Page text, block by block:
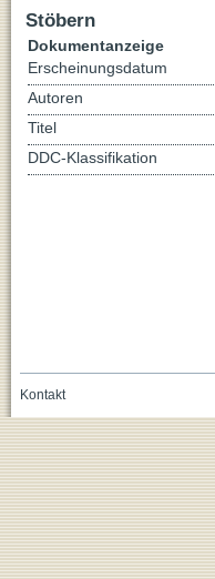
Stöbern
Dokumentanzeige
Erscheinungsdatum
Autoren
Titel
DDC-Klassifikation
Kontakt